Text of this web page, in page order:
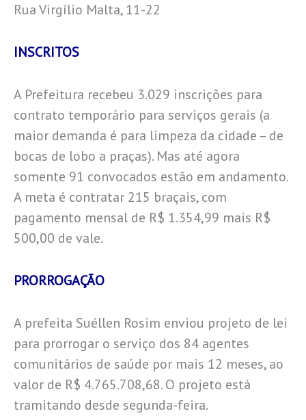
Rua Virgílio Malta, 11-22
INSCRITOS
A Prefeitura recebeu 3.029 inscrições para
contrato temporário para serviços gerais (a
maior demanda é para limpeza da cidade – de
bocas de lobo a praças). Mas até agora
somente 91 convocados estão em andamento.
A meta é contratar 215 braçais, com
pagamento mensal de R$ 1.354,99 mais R$
500,00 de vale.
PRORROGAÇÃO
A prefeita Suéllen Rosim enviou projeto de lei
para prorrogar o serviço dos 84 agentes
comunitários de saúde por mais 12 meses, ao
valor de R$ 4.765.708,68. O projeto está
tramitando desde segunda-feira.